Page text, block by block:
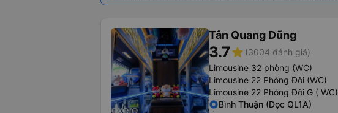
Tân Quang Dũng
3.7star (3004 đánh giá)
Limousine 32 phòng (WC)
Limousine 22 Phòng Đôi (WC)
Limousine 22 Phòng Đôi G ( WC)
Bình Thuận (Dọc QL1A)